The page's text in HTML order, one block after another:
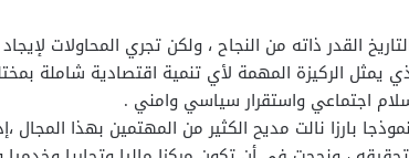
القدر ذاته من النجاح ، ولكن تجري المحاولات
يمثل الركيزة المهمة لأي تنمية اقتصادية شاملة
اجتماعي واستقرار سياسي وامني .
بارزا نالت مديح الكثير من المهتمين بهذا المجال